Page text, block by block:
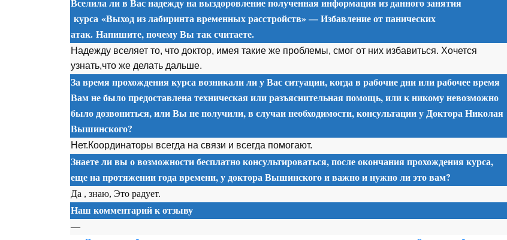
курса «Выход из лабиринта временных расстройств» — Избавление от панических
атак. Напишите, почему Вы так считаете.
Надежду вселяет то, что доктор, имея такие же проблемы, смог от них избавиться. Хочется
узнать,что же делать дальше.
За время прохождения курса возникали ли у Вас ситуации, когда в рабочие дни или рабочее время
Вам не было предоставлена техническая или разъяснительная помощь, или к никому невозможно
было дозвониться, или Вы не получили, в случаи необходимости, консультации у Доктора Николая
Вышинского?
Нет.Координаторы всегда на связи и всегда помогают.
Знаете ли вы о возможности бесплатно консультироваться, после окончания прохождения курса,
еще на протяжении года времени, у доктора Вышинского и важно и нужно ли это вам?
Да , знаю, Это радует.
Наш комментарий к отзыву
—